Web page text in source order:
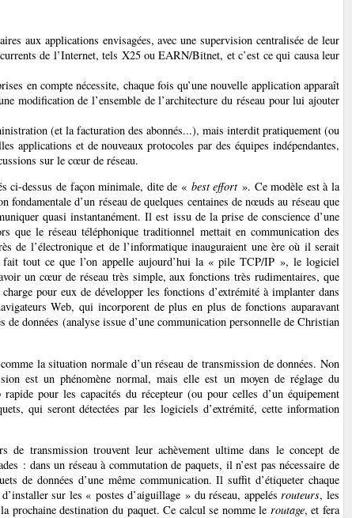
aux applications envisagées, avec une supervision centralisée de leur
de l’Internet, tels X25 ou EARN/Bitnet, et c’est ce qui causa leur
en compte nécessite, chaque fois qu’une nouvelle application apparaît
modification de l’ensemble de l’architecture du réseau pour lui ajouter
(et la facturation des abonnés...), mais interdit pratiquement (ou
applications et de nouveaux protocoles par des équipes indépendantes,
sur le cœur de réseau.
ci-dessus de façon minimale, dite de « best effort». Ce modèle est à la
d’un réseau de quelques centaines de nœuds au réseau que
quasi instantanément. Il est issu de la prise de conscience d’une
que le réseau téléphonique traditionnel mettait en communication des
de l’électronique et de l’informatique inauguraient une ère où il serait
fait tout ce que l’on appelle aujourd’hui la « pile TCP/IP », le logiciel
un cœur de réseau très simple, aux fonctions très rudimentaires, que
pour eux de développer les fonctions d’extrémité à implanter dans
Web, qui incorporent de plus en plus de fonctions auparavant
de données (analyse issue d’une communication personnelle de Christian
la situation normale d’un réseau de transmission de données. Non
est un phénomène normal, mais elle est un moyen de réglage du
pour les capacités du récepteur (ou pour celles d’un équipement
qui seront détectées par les logiciels d’extrémité, cette information
de transmission trouvent leur achèvement ultime dans le concept de
: dans un réseau à commutation de paquets, il n’est pas nécessaire de
de données d’une même communication. Il suffit d’étiqueter chaque
sur les « postes d’aiguillage » du réseau, appelésrouteurs, les
prochaine destination du paquet. Ce calcul se nomme le routage, et fera